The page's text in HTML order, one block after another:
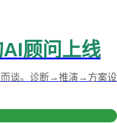
顾问上线
而谈。诊断→推演→方案设